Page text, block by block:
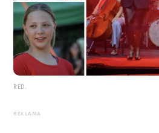
RED.
REKLAMA